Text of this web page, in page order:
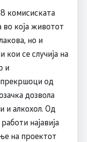
комисиската
во која животот
но и
кои се случија на
и
од
дозвола
и алкохол. Од
најавија
на проектот